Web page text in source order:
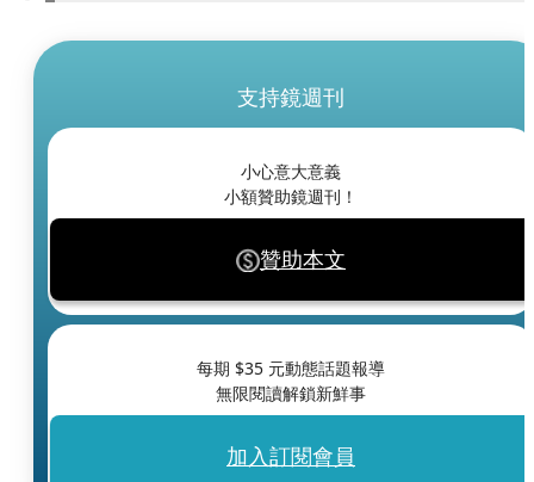
支持鏡週刊
小心意大意義
小額贊助鏡週刊！
贊助本文
每期 $35 元動態話題報導
無限閱讀解鎖新鮮事
加入訂閱會員